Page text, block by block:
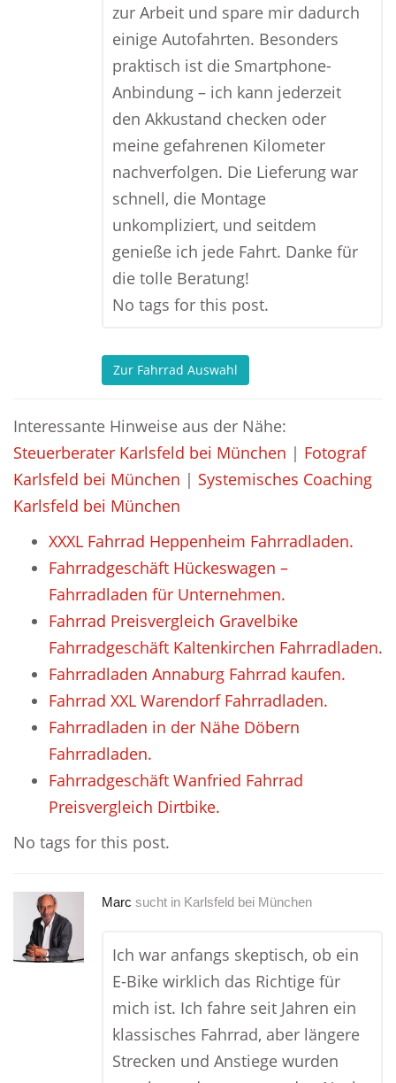
zur Arbeit und spare mir dadurch
einige Autofahrten. Besonders
praktisch ist die Smartphone-
Anbindung – ich kann jederzeit
den Akkustand checken oder
meine gefahrenen Kilometer
nachverfolgen. Die Lieferung war
schnell, die Montage
unkompliziert, und seitdem
genieße ich jede Fahrt. Danke für
die tolle Beratung!
No tags for this post.
Zur Fahrrad Auswahl
Interessante Hinweise aus der Nähe:
Steuerberater Karlsfeld bei München | Fotograf
Karlsfeld bei München | Systemisches Coaching
Karlsfeld bei München
XXXL Fahrrad Heppenheim Fahrradladen.
Fahrradgeschäft Hückeswagen –
Fahrradladen für Unternehmen.
Fahrrad Preisvergleich Gravelbike
Fahrradgeschäft Kaltenkirchen Fahrradladen.
Fahrradladen Annaburg Fahrrad kaufen.
Fahrrad XXL Warendorf Fahrradladen.
Fahrradladen in der Nähe Döbern
Fahrradladen.
Fahrradgeschäft Wanfried Fahrrad
Preisvergleich Dirtbike.
No tags for this post.
Marc sucht in Karlsfeld bei München
Ich war anfangs skeptisch, ob ein
E-Bike wirklich das Richtige für
mich ist. Ich fahre seit Jahren ein
klassisches Fahrrad, aber längere
Strecken und Anstiege wurden